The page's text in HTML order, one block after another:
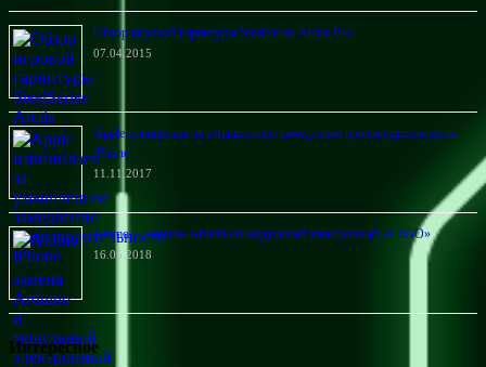
Обзор игровой гарнитуры SteelSeries Arctis Pro
07.04.2015
Apple извинилась за умышленное замедление производительности
iPhone
11.11.2017
Atomo — замена Arduino и модульный электронный «LEGO»
16.05.2018
Интересное